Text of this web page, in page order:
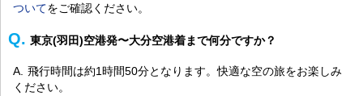
ついてをご確認ください。
東京(羽田)空港発〜大分空港着まで何分ですか？
飛行時間は約1時間50分となります。快適な空の旅をお楽しみ
ください。